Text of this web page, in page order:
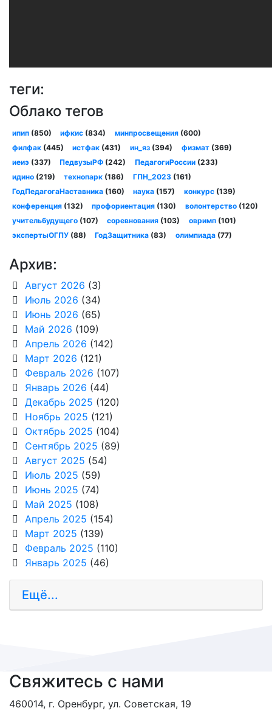
теги:
Облако тегов
ипип(850) ифкис (834) минпросвещения(600)
филфак(445) истфак (431) ин_яз(394) физмат(369)
иеиэ(337) ПедвузыРФ (242) ПедагогиРоссии(233)
идино(219) технопарк (186) ГПН_2023(161)
ГодПедагогаНаставника(160) наука (157) конкурс(139)
конференция(132) профориентация (130) волонтерство(120)
учительбудущего(107) соревнования (103) овримп(101)
экспертыОГПУ(88) ГодЗащитника (83) олимпиада(77)
Архив:
Август 2026 (3)
Июль 2026 (34)
Июнь 2026 (65)
Май 2026 (109)
Апрель 2026 (142)
Март 2026 (121)
Февраль 2026 (107)
Январь 2026 (44)
Декабрь 2025 (120)
Ноябрь 2025 (121)
Октябрь 2025 (104)
Сентябрь 2025 (89)
Август 2025 (54)
Июль 2025 (59)
Июнь 2025 (74)
Май 2025 (108)
Апрель 2025 (154)
Март 2025 (139)
Февраль 2025 (110)
Январь 2025 (46)
Ещё...
Свяжитесь с нами
460014, г. Оренбург, ул. Советская, 19